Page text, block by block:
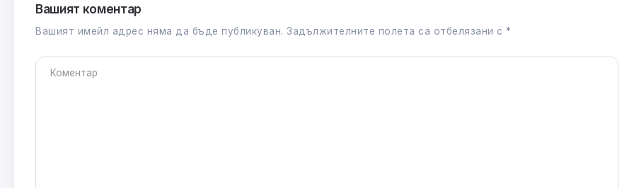
Вашият коментар
Вашият имейл адрес няма да бъде публикуван. Задължителните полета са отбелязани с *